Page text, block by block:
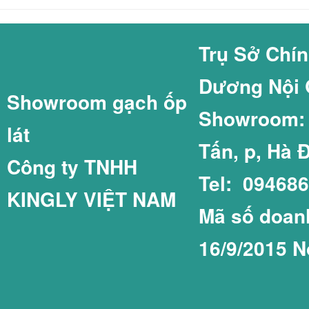
GẠCH COTTO
GẠCH LÁT SÂN
GẠCH LÁT SÂN
GẠCH THẺ
GẠCH THẺ
GẠCH THẺ
Showroom gạch ốp
lát
Công ty TNHH
KINGLY VIỆT NAM
Trụ Sở
Dương Nội
Tấn, p, Hà
Tel:
Mã số
16/9/2015